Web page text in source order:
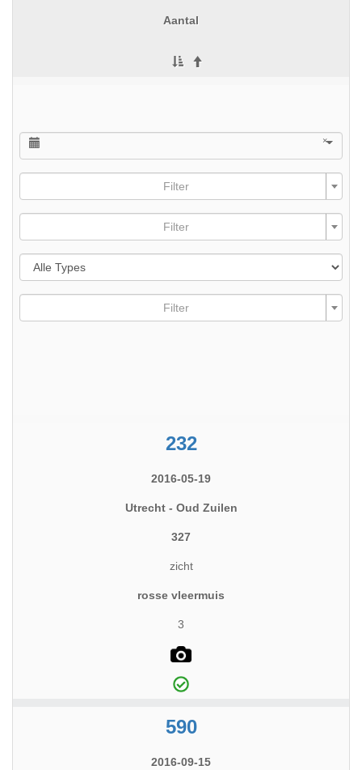
Aantal
×
Filter
Filter
Filter
232
2016-05-19
Utrecht - Oud Zuilen
327
zicht
rosse vleermuis
3
590
2016-09-15